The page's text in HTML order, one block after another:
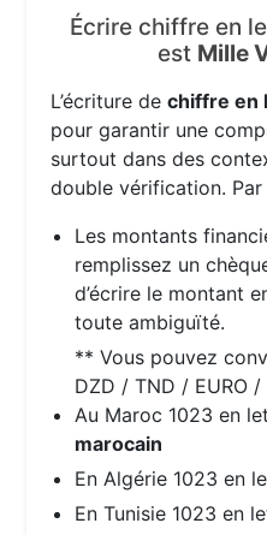
Écrire chiffre en
est Mille
L’écriture dechiffre en
pour garantir une
surtout dans des
double vérification. Par
Les montants
remplissez un
d’écrire le montant
toute ambiguïté.
** Vous pouvez
DZD / TND / EURO /
Au Maroc 1023 en
marocain
En Algérie 1023 en
En Tunisie 1023 en